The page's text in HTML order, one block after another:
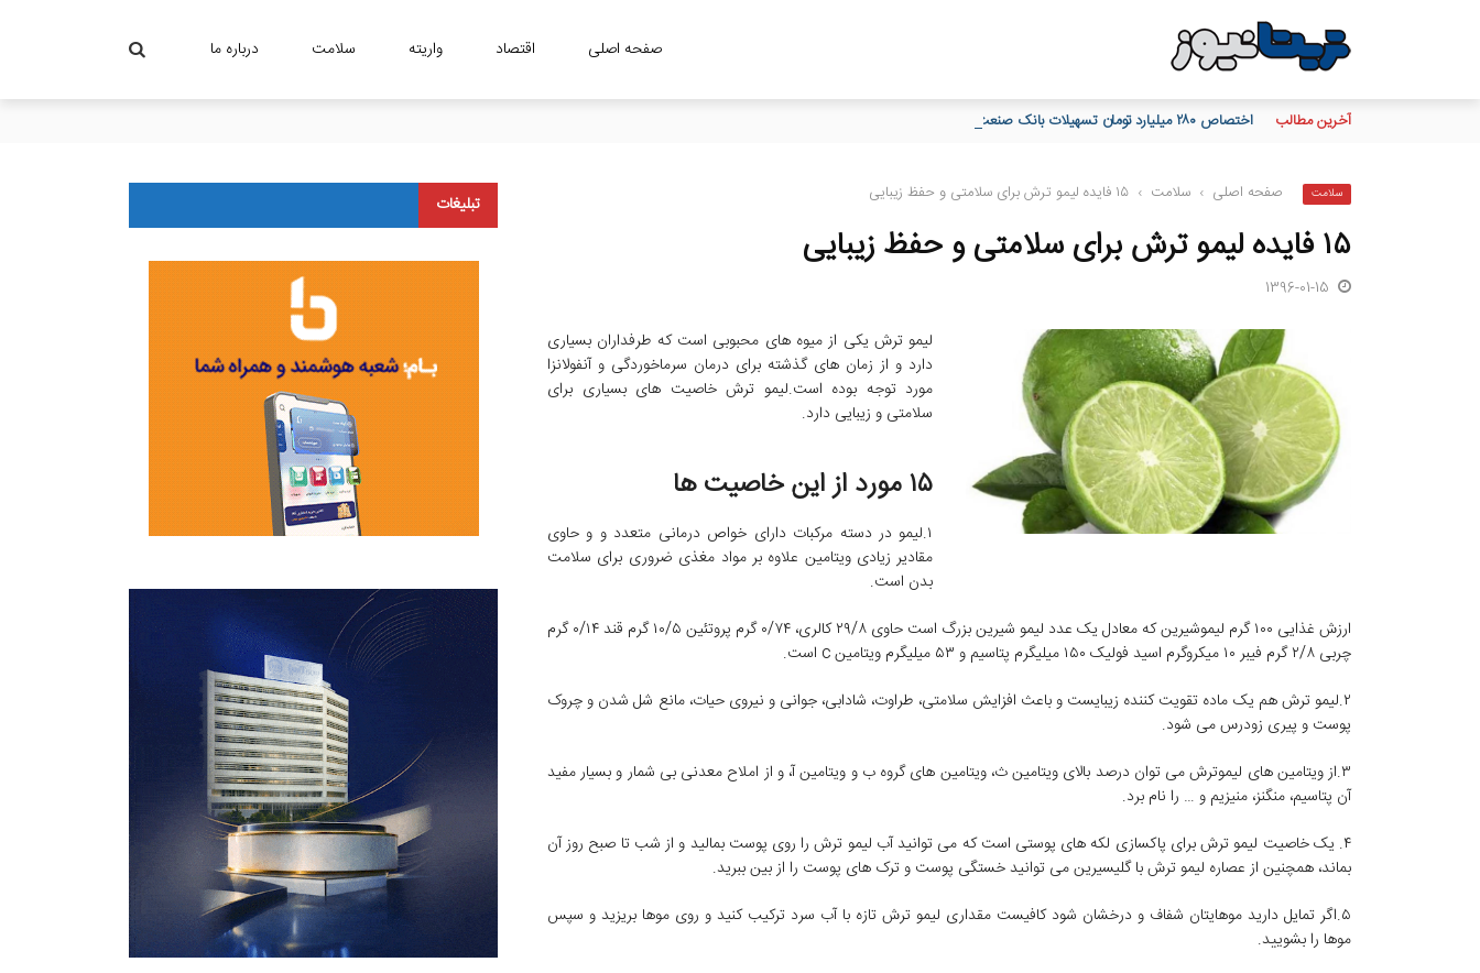
صفحه اصلی اقتصاد واریته سلامت درباره ما
آخرین مطالب اختصاص ۲۸۰ میلیارد تومان تسهیلات بانک صنعت و معدن برای حمایت از واحدهای تولیدی شهرستان گرمی استان اردبیل
سلامت صفحه اصلی › سلامت › ۱۵ فایده لیمو ترش برای سلامتی و حفظ زیبایی
۱۵ فایده لیمو ترش برای سلامتی و حفظ زیبایی
1396-01-15
لیمو ترش یکی از میوه های محبوبی است که طرفداران بسیاری
دارد و از زمان های گذشته برای درمان سرماخوردگی و آنفولانزا
مورد توجه بوده است.لیمو ترش خاصیت های بسیاری برای
سلامتی و زیبایی دارد.
۱۵ مورد از این خاصیت ها
۱.لیمو در دسته مرکبات دارای خواص درمانی متعدد و و حاوی
مقادیر زیادی ویتامین علاوه بر مواد مغذی ضروری برای سلامت
بدن است.
ارزش غذایی ۱۰۰ گرم لیموشیرین که معادل یک عدد لیمو شیرین بزرگ است حاوی ۲۹/۸ کالری، ۰/۷۴ گرم پروتئین ۱۰/۵ گرم قند ۰/۱۴ گرم
چربی ۲/۸ گرم فیبر ۱۰ میکروگرم اسید فولیک ۱۵۰ میلیگرم پتاسیم و ۵۳ میلیگرم ویتامین c است.
۲.لیمو ترش هم یک ماده تقویت کننده زیبایست و باعث افزایش سلامتی، طراوت، شادابی، جوانی و نیروی حیات، مانع شل شدن و چروک
پوست و پیری زودرس می شود.
۳.از ویتامین های لیموترش می توان درصد بالای ویتامین ث، ویتامین های گروه ب و ویتامین آ، و از املاح معدنی بی شمار و بسیار مفید
آن پتاسیم، منگنز، منیزیم و … را نام برد.
۴. یک خاصیت لیمو ترش برای پاکسازی لکه های پوستی است که می توانید آب لیمو ترش را روی پوست بمالید و از شب تا صبح روز آن
بماند، همچنین از عصاره لیمو ترش با گلیسیرین می توانید خستگی پوست و ترک های پوست را از بین ببرید.
۵.اگر تمایل دارید موهایتان شفاف و درخشان شود کافیست مقداری لیمو ترش تازه با آب سرد ترکیب کنید و روی موها بریزید و سپس
موها را بشویید.
تبلیغات